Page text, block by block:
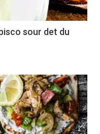
sour det du